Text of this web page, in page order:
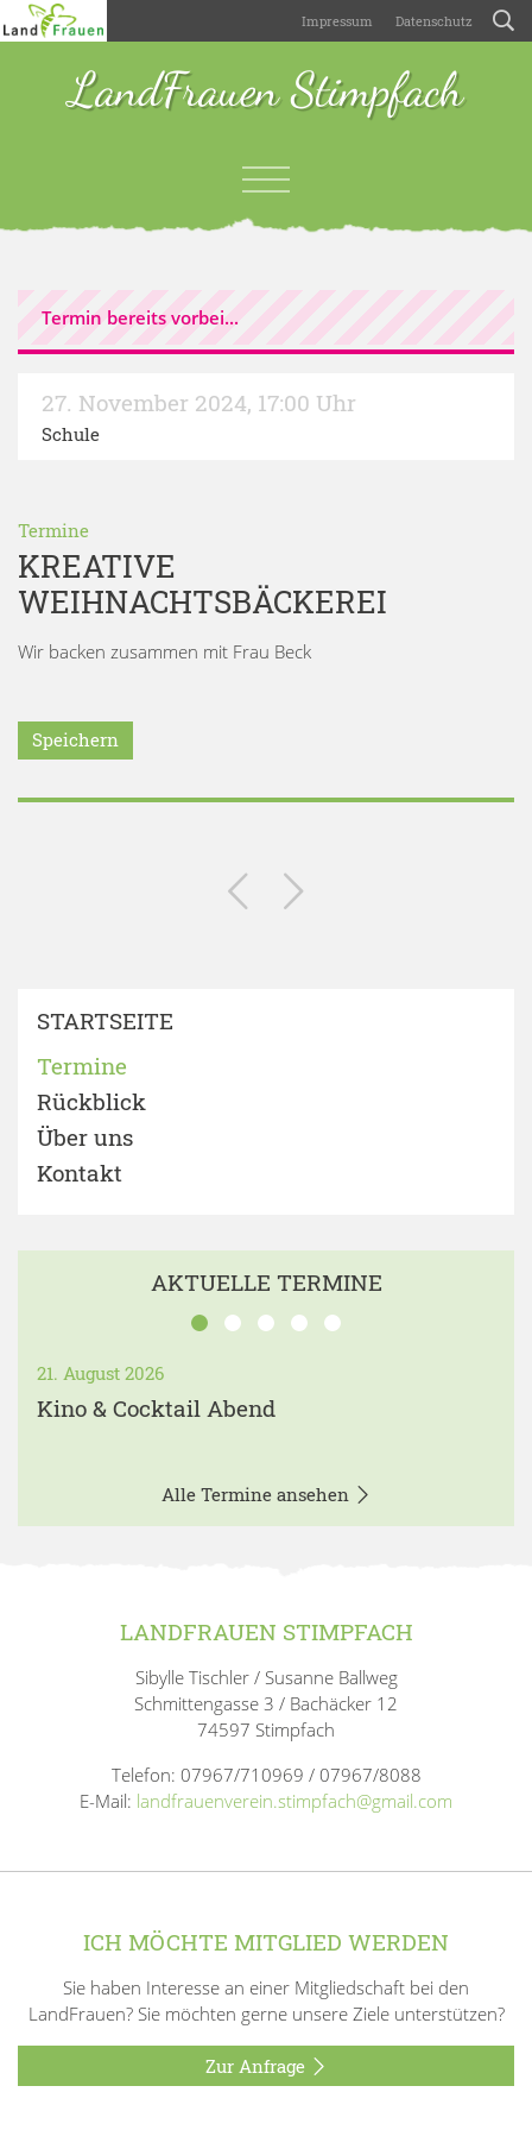
Impressum Datenschutz
LandFrauen Stimpfach
Termin bereits vorbei...
27. November 2024, 17:00 Uhr
Schule
Termine
KREATIVE
WEIHNACHTSBÄCKEREI
Wir backen zusammen mit Frau Beck
Speichern
STARTSEITE
Termine
Rückblick
Über uns
Kontakt
AKTUELLE TERMINE
21. August 2026
Kino & Cocktail Abend
Alle Termine ansehen
LANDFRAUEN STIMPFACH
Sibylle Tischler / Susanne Ballweg
Schmittengasse 3 / Bachäcker 12
74597 Stimpfach
Telefon: 07967/710969 / 07967/8088
E-Mail: landfrauenverein.stimpfach@gmail.com
ICH MÖCHTE MITGLIED WERDEN
Sie haben Interesse an einer Mitgliedschaft bei den
LandFrauen? Sie möchten gerne unsere Ziele unterstützen?
Zur Anfrage